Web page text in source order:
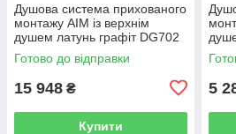
Душова система прихованого
монтажу AIM із верхнім
душем латунь графіт DG702
gun grey
Готово до відправки
15 948 ₴
Купити
5